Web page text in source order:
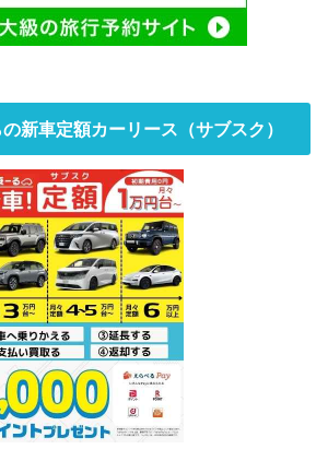
新車定額カーリース（サブスク）